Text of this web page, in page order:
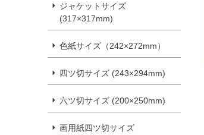
ジャケットサイズ
(317×317mm)
色紙サイズ（242×272mm）
四ツ切サイズ (243×294mm)
六ツ切サイズ (200×250mm)
画用紙四ツ切サイズ